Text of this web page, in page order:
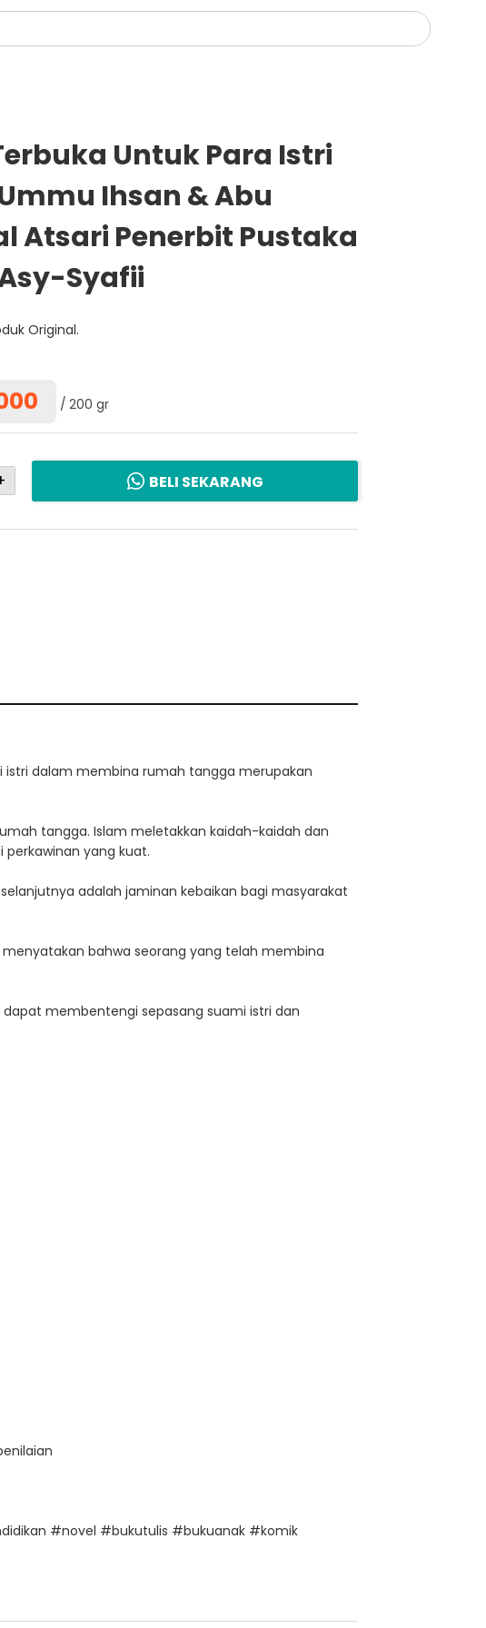
Untuk Para Istri
Ihsan & Abu
Atsari Penerbit Pustaka
Syafii
Original.
200 gr
BELI SEKARANG
istri dalam membina rumah tangga merupakan
tangga. Islam meletakkan kaidah-kaidah dan
perkawinan yang kuat.
adalah jaminan kebaikan bagi masyarakat
bahwa seorang yang telah membina
membentengi sepasang suami istri dan
#novel #bukutulis #bukuanak #komik